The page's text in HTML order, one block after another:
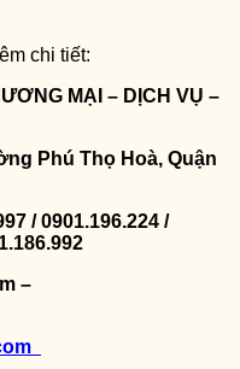
chi tiết:
MẠI – DỊCH VỤ –
Phú Thọ Hoà, Quận
/ 0901.196.224 /
–